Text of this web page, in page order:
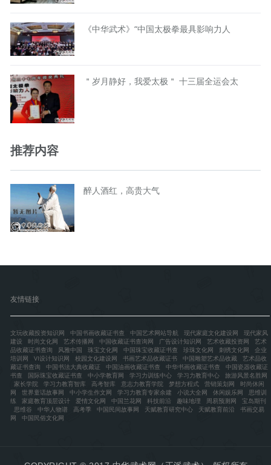
《中华武术》“中国太极拳最具影响力人
＂岁月静好，我爱太极＂ 十三届全运会太
推荐内容
醉人酒红，高贵大气
友情链接
文玩收藏投资知识网 中国书画收藏证书查 中国艺术网站导航 现代家庭文化建设网
现代家风
建设
时尚文化网 艺术传播网 中国收藏证书查询网 广告设计知识网 艺术收藏投资网
艺术
品收藏证书查询
风雅中国 珠宝文化网 中国珠宝收藏证书查 珍珠文化网 刺绣文化网
企业
培训网
VI设计知识网 校园文化建设网 书画艺术品收藏证书 中国雕塑艺术品收藏
艺术品收
藏证书查询
中国书法大典收藏证 中国油画收藏证书查 中华书画收藏证书查
中国瓷器收藏证
书查
国际珠宝收藏证书查 中小学教育网 学习力训练中心 学习力教育中心
旅游风景名胜网
家长学院
学习力教育智库 高考智库 意志力教育学院 梦想方程式 营销策划网
时尚休闲
网
世界童话故事网 中小学生作文网 学习力教育专家余建 小说大全网 休闲娱乐网
思维训
练
家庭教育顶层设计 爱情文化网 中国兰花网 科技前沿 趣味地理 周易预测网
宝岛期刊
思维谷
中华人物谱 高考季 中国民间故事网 天赋教育研究中心 天赋教育前沿
书画交易
网
中国民俗文化网